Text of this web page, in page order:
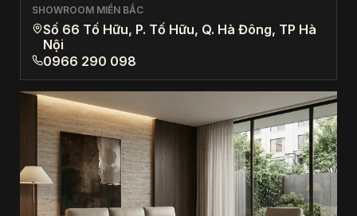
SHOWROOM MIỀN BẮC
Số 66 Tố Hữu, P. Tố Hữu, Q. Hà Đông, TP Hà
Nội
0966 290 098